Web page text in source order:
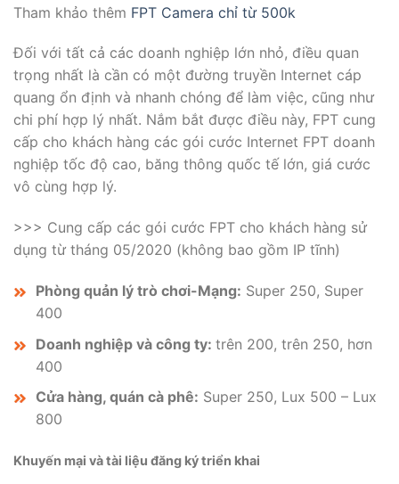
Tham khảo thêm FPT Camera chỉ từ 500k
Đối với tất cả các doanh nghiệp lớn nhỏ, điều quan
trọng nhất là cần có một đường truyền Internet cáp
quang ổn định và nhanh chóng để làm việc, cũng như
chi phí hợp lý nhất. Nắm bắt được điều này, FPT cung
cấp cho khách hàng các gói cước Internet FPT doanh
nghiệp tốc độ cao, băng thông quốc tế lớn, giá cước
vô cùng hợp lý.
>>> Cung cấp các gói cước FPT cho khách hàng sử
dụng từ tháng 05/2020 (không bao gồm IP tĩnh)
Phòng quản lý trò chơi-Mạng: Super 250, Super
400
Doanh nghiệp và công ty: trên 200, trên 250, hơn
400
Cửa hàng, quán cà phê: Super 250, Lux 500 – Lux
800
Khuyến mại và tài liệu đăng ký triển khai